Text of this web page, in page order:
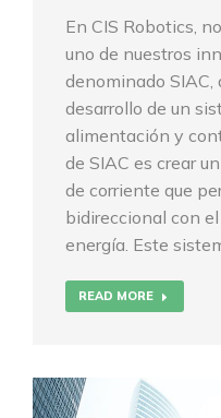
En CIS Robotics,
uno de nuestros
denominado SIAC,
desarrollo de un
alimentación y
de SIAC es crear
de corriente que
bidireccional con
energía. Este
READ MORE